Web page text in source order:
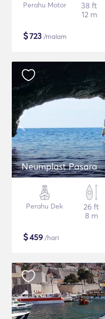
Perahu Motor
38 ft
12 m
$723 /malam
Neumplast Pasara
Perahu Dek
26 ft
8 m
$459 /hari